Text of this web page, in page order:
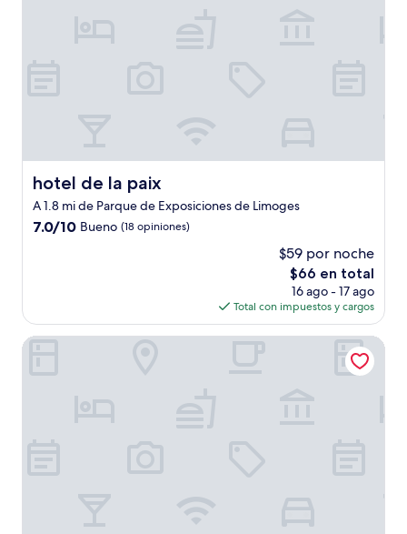
hotel de la paix
hotel de la paix
A 1.8 mi de Parque de Exposiciones de Limoges
7.0
7.0/10 Bueno (18 opiniones)
$59 por noche
El
precio
actual
es
de
$66 en total
16 ago - 17 ago
Total con impuestos y cargos
Welcomotel